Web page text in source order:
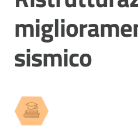
Argomenti
Menu selezionato
Seguici
su
sismico